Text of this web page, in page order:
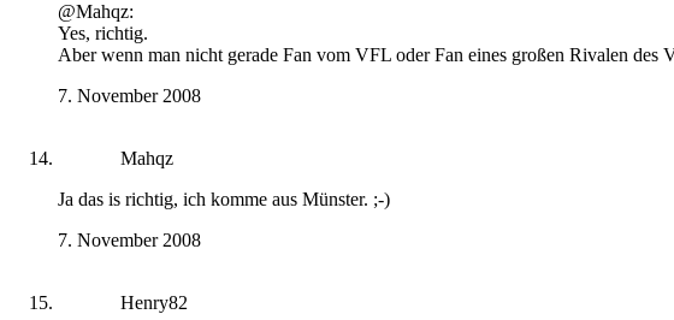
@Mahqz:
Yes, richtig.
Aber wenn man nicht gerade Fan vom VFL oder Fan eines großen Rivalen des
7. November 2008
Mahqz
Ja das is richtig, ich komme aus Münster. ;-)
7. November 2008
Henry82